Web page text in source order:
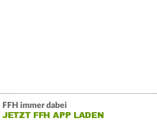
FFH immer dabei
JETZT FFH APP LADEN